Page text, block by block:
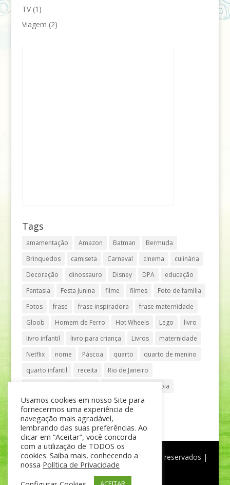
TV(1)
Viagem (2)
Tags
amamentação Amazon Batman
Bermuda
Brinquedos
camiseta Carnaval cinema
culinária
Decoração
dinossauro Disney DPA
educação
Fantasia
Festa Junina filme filmes
Foto de família
Fotos
frase frase inspiradora
frase maternidade
Gloob
Homem de Ferro Hot Wheels Lego
livro
livro infantil
livro para criança Livros
maternidade
Netflix
nome Páscoa quarto
quarto de menino
quarto infantil
receita
Rio de Janeiro
Shopping Vila Olímpia
São Paulo
teatro tênis
®Mãe de Menino | © Todos os direitos reservados |
Política de Privacidade
Usamos cookies em nosso Site para
fornecermos uma experiência de
navegação mais agradável,
lembrando das suas preferências. Ao
clicar em “Aceitar”, você concorda
com a utilização de TODOS os
cookies. Saiba mais, conhecendo a
nossa Política de Privacidade